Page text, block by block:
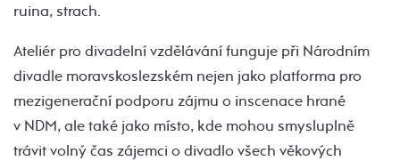
ruina, strach.
Ateliér pro divadelní vzdělávání funguje při Národním
divadle moravskoslezském nejen jako platforma pro
mezigenerační podporu zájmu o inscenace hrané
v NDM, ale také jako místo, kde mohou smysluplně
trávit volný čas zájemci o divadlo všech věkových